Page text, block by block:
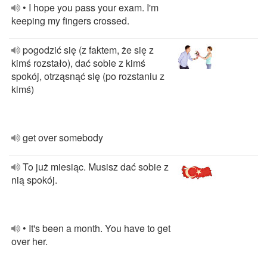
• I hope you pass your exam. I'm
keeping my fingers crossed.
pogodzić się (z faktem, że się z
kimś rozstało), dać sobie z kimś
spokój, otrząsnąć się (po rozstaniu z
kimś)
get over somebody
To już miesiąc. Musisz dać sobie z
nią spokój.
• It's been a month. You have to get
over her.